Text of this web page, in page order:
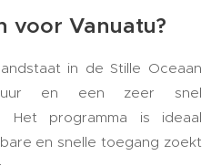
voor Vanuatu?
in de Stille Oceaan
en een zeer snel
Het programma is ideaal
en snelle toegang zoekt